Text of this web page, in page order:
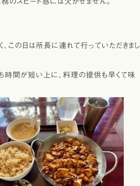
この日は所長に連れて行っていただきまし
間が短い上に、料理の提供も早くて味